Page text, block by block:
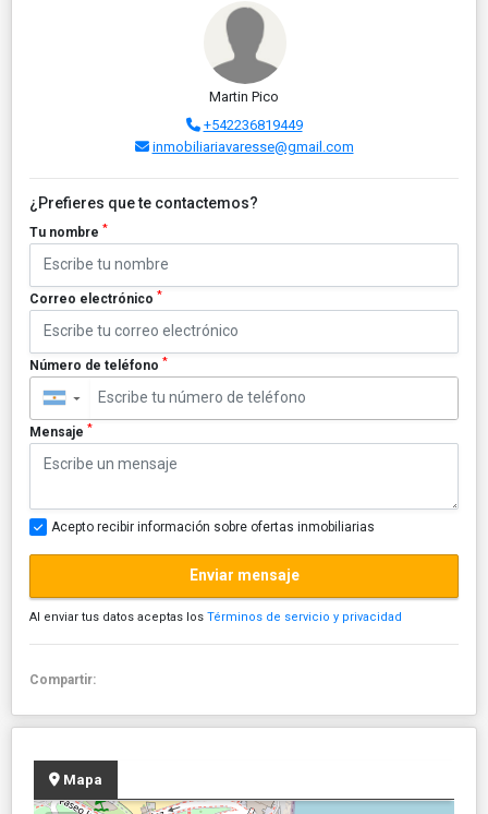
Martin Pico
+542236819449
inmobiliariavaresse@gmail.com
¿Prefieres que te contactemos?
Tu nombre *
Correo electrónico *
Número de teléfono *
▼
Mensaje *
Acepto recibir información sobre ofertas inmobiliarias
Enviar mensaje
Al enviar tus datos aceptas los Términos de servicio y privacidad
Compartir:
Mapa